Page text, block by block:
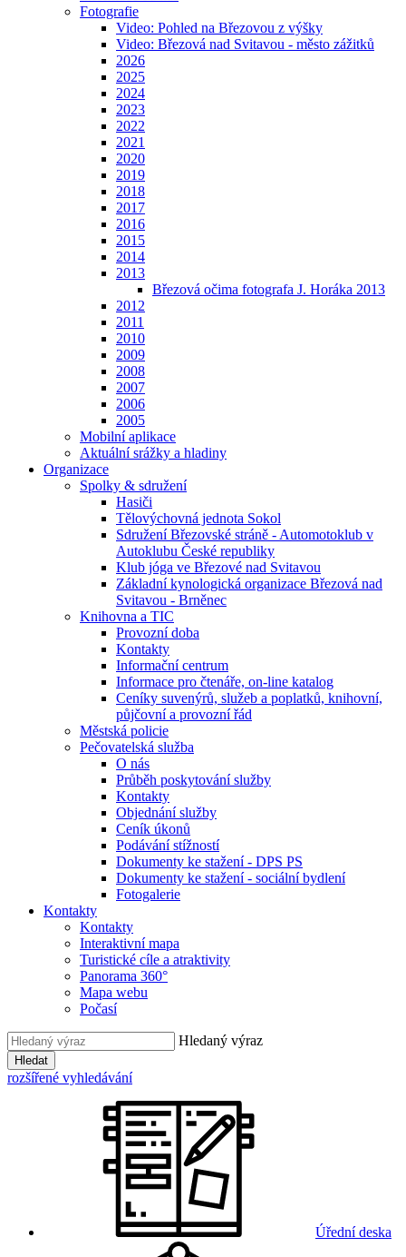
Fotografie
Video: Pohled na Březovou z výšky
Video: Březová nad Svitavou - město zážitků
2026
2025
2024
2023
2022
2021
2020
2019
2018
2017
2016
2015
2014
2013
Březová očima fotografa J. Horáka 2013
2012
2011
2010
2009
2008
2007
2006
2005
Mobilní aplikace
Aktuální srážky a hladiny
Organizace
Spolky & sdružení
Hasiči
Tělovýchovná jednota Sokol
Sdružení Březovské stráně - Automotoklub v
Autoklubu České republiky
Klub jóga ve Březové nad Svitavou
Základní kynologická organizace Březová nad
Svitavou - Brněnec
Knihovna a TIC
Provozní doba
Kontakty
Informační centrum
Informace pro čtenáře, on-line katalog
Ceníky suvenýrů, služeb a poplatků, knihovní,
půjčovní a provozní řád
Městská policie
Pečovatelská služba
O nás
Průběh poskytování služby
Kontakty
Objednání služby
Ceník úkonů
Podávání stížností
Dokumenty ke stažení - DPS PS
Dokumenty ke stažení - sociální bydlení
Fotogalerie
Kontakty
Kontakty
Interaktivní mapa
Turistické cíle a atraktivity
Panorama 360°
Mapa webu
Počasí
Hledaný výraz
Hledat
rozšířené vyhledávání
Úřední deska